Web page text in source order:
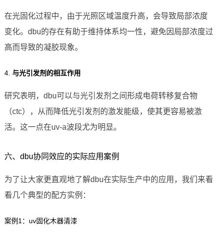
在光固化过程中，由于光照区域温度升高，会导致局部浓度
变化。dbu的存在有助于维持体系均一性，避免因局部浓度过
高而导致的凝胶现象。
4. 与光引发剂的相互作用
研究表明，dbu可以与光引发剂之间形成电荷转移复合物
（ctc），从而降低光引发剂的激发能级，使其更容易被激
活。这一点在uv-a波段尤为明显。
六、dbu协同效应的实际应用案例
为了让大家更直观地了解dbu在实际生产中的应用，我们来看
看几个典型的配方实例：
案例1：uv固化木器清漆